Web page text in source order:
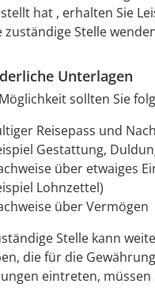
hat , erhalten Sie
zuständige Stelle
Unterlagen
sollten Sie
Reisepass und
Gestattung,
über etwaiges
Lohnzettel)
über Vermögen
Stelle kann
die für die
eintreten,